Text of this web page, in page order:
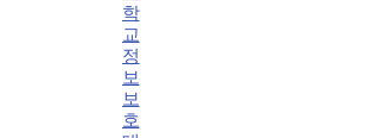
학
교
정
보
보
호